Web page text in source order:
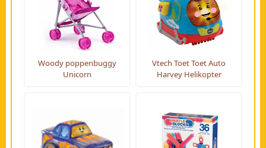
Woody poppenbuggy
Unicorn
Vtech Toet Toet Auto
Harvey Helikopter